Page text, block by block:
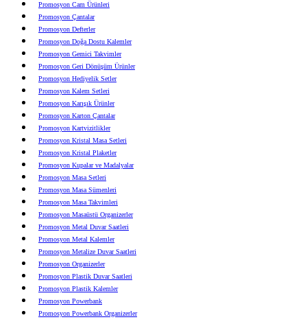
Promosyon Cam Ürünleri
Promosyon Çantalar
Promosyon Defterler
Promosyon Doğa Dostu Kalemler
Promosyon Gemici Takvimler
Promosyon Geri Dönüşüm Ürünler
Promosyon Hediyelik Setler
Promosyon Kalem Setleri
Promosyon Karışık Ürünler
Promosyon Karton Çantalar
Promosyon Kartvizitlikler
Promosyon Kristal Masa Setleri
Promosyon Kristal Plaketler
Promosyon Kupalar ve Madalyalar
Promosyon Masa Setleri
Promosyon Masa Sümenleri
Promosyon Masa Takvimleri
Promosyon Masaüstü Organizerler
Promosyon Metal Duvar Saatleri
Promosyon Metal Kalemler
Promosyon Metalize Duvar Saatleri
Promosyon Organizerler
Promosyon Plastik Duvar Saatleri
Promosyon Plastik Kalemler
Promosyon Powerbank
Promosyon Powerbank Organizerler